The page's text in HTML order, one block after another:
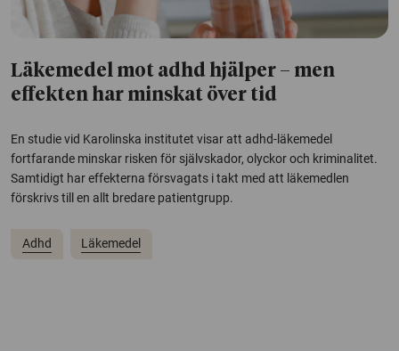
Läkemedel mot adhd hjälper – men
effekten har minskat över tid
En studie vid Karolinska institutet visar att adhd-läkemedel
fortfarande minskar risken för självskador, olyckor och kriminalitet.
Samtidigt har effekterna försvagats i takt med att läkemedlen
förskrivs till en allt bredare patientgrupp.
Adhd Läkemedel